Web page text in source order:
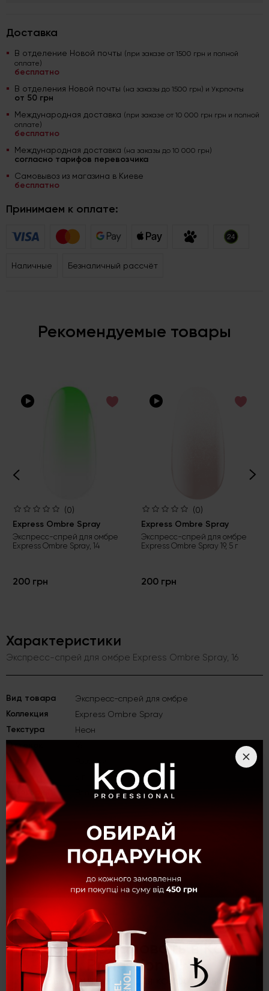
×
Добро пожаловать в Kodi
Professional!
Выберите язык для комфортных
Доставка
В отделение Новой почты (при заказе от 1500 грн и полной
оплате)
бесплатно
В отделения Новой почты (на заказы до 1500 грн) и Укрпочты
от 50 грн
Международная доставка (при заказе от 10 000 грн грн и полной
оплате)
бесплатно
Международная доставка (на заказы до 10 000 грн)
согласно тарифов перевозчика
Самовывоз из магазина в Киеве
бесплатно
Принимаем к оплате:
Наличные Безналичный рассчёт
Рекомендуемые товары
(0)
Express Ombre Spray
Экспресс-спрей для омбре
Express Ombrе Spray, 14
200 грн
(0)
Express Ombre Spray
Экспресс-спрей для омбре
Express Ombrе Spray 19, 5 г
200 грн
Характеристики
Экспресс-спрей для омбре Express Ombrе Spray, 16
Вид товара Экспресс-спрей для омбре
Коллекция Express Ombrе Spray
Текстура Неон
Оттенок
Цвет Розовый
Вес
Категория Все для дизайна